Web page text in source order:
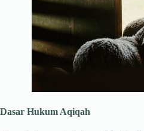
Dasar Hukum Aqiqah